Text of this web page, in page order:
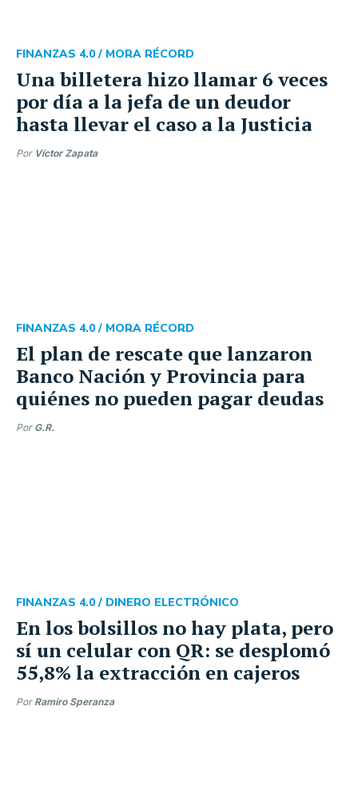
Una billetera hizo llamar 6 veces
por día a la jefa de un deudor
hasta llevar el caso a la Justicia
FINANZAS 4.0 / MORA RÉCORD
Por Víctor Zapata
El plan de rescate que lanzaron
Banco Nación y Provincia para
quiénes no pueden pagar deudas
FINANZAS 4.0 / MORA RÉCORD
Por G.R.
En los bolsillos no hay plata, pero
sí un celular con QR: se desplomó
55,8% la extracción en cajeros
FINANZAS 4.0 / DINERO ELECTRÓNICO
Por Ramiro Speranza